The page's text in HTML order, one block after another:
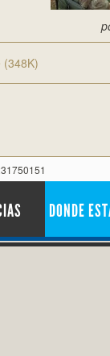
(348K)
DONDE